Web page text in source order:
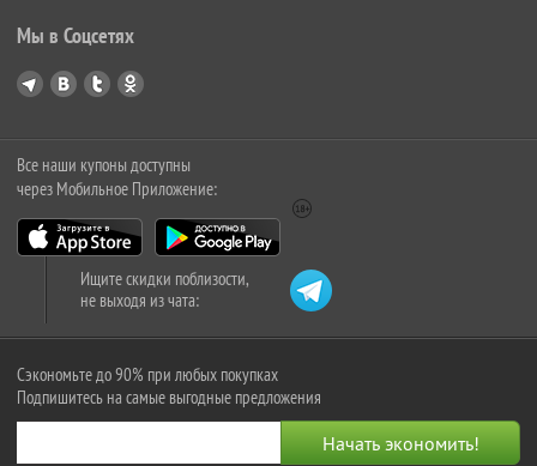
Мы в Соцсетях
Все наши купоны доступны
через Мобильное Приложение:
Ищите скидки поблизости,
не выходя из чата:
Сэкономьте до 90% при любых покупках
Подпишитесь на самые выгодные предложения